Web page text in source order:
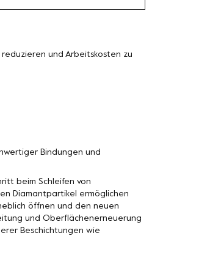
und Arbeitskosten zu
Bindungen und
beim Schleifen von
Diamantpartikel ermöglichen
öffnen und den neuen
und Oberflächenerneuerung
Beschichtungen wie